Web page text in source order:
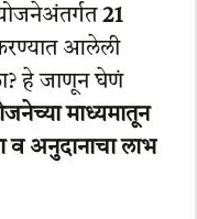
21
आलेली
हे जाणून घेणं
माध्यमातून
व अनुदानाचा लाभ